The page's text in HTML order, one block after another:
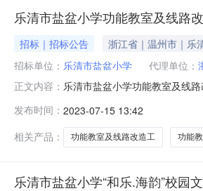
乐清市盐盆小学功能教室及线路
招标｜招标公告
浙江省｜温州市｜乐
招标单位： 乐清市盐盆小学 代理单位：
正文内容： 乐清市盐盆小学功能教室及线
线路改造；建安费22万元。招
标人的资格要求1、本次招标要
发布时间： 2023-07-15 13:42
相关产品：
功能教室及线路改造工 功能
乐清市盐盆小学“和乐.海韵”校园